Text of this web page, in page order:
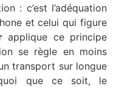
: c’est l’adéquation
et celui qui figure
applique ce principe
se règle en moins
transport sur longue
quoi que ce soit, le